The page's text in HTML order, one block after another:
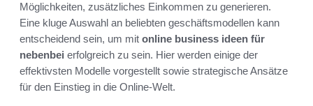
Möglichkeiten, zusätzliches Einkommen zu generieren.
Eine kluge Auswahl an beliebten geschäftsmodellen kann
entscheidend sein, um mit online business ideen für
nebenbei erfolgreich zu sein. Hier werden einige der
effektivsten Modelle vorgestellt sowie strategische Ansätze
für den Einstieg in die Online-Welt.